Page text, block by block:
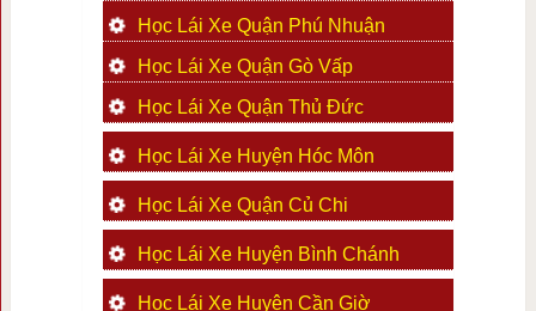
Học Lái Xe Quận Phú Nhuận
Học Lái Xe Quận Gò Vấp
Học Lái Xe Quận Thủ Đức
Học Lái Xe Huyện Hóc Môn
Học Lái Xe Quận Củ Chi
Học Lái Xe Huyện Bình Chánh
Học Lái Xe Huyện Cần Giờ